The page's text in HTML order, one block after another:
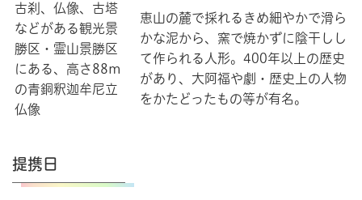
古刹、仏像、古塔
などがある観光景
勝区・霊山景勝区
にある、高さ88m
の青銅釈迦牟尼立
仏像
恵山の麓で採れるきめ細やかで滑ら
かな泥から、窯で焼かずに陰干しし
て作られる人形。400年以上の歴史
があり、大阿福や劇・歴史上の人物
をかたどったもの等が有名。
提携日